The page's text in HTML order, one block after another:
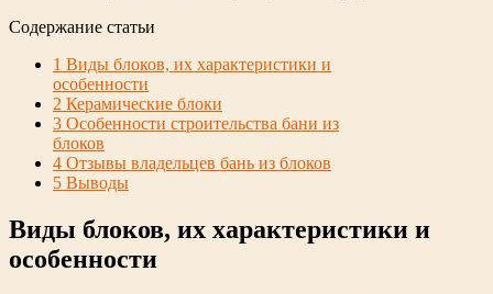
Содержание статьи
1 Виды блоков, их характеристики и
особенности
2 Керамические блоки
3 Особенности строительства бани из
блоков
4 Отзывы владельцев бань из блоков
5 Выводы
Виды блоков, их характеристики и
особенности